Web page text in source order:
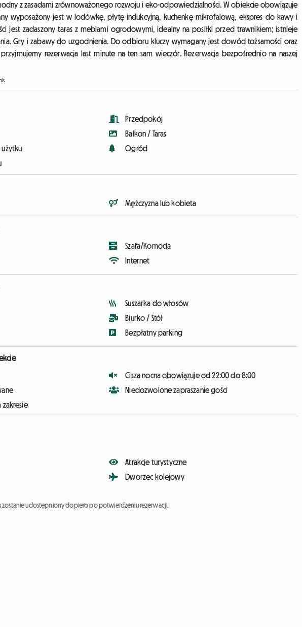
z zasadami zrównoważonego rozwoju i eko-odpowiedzialności. W obiekcie obowiązuje
wyposażony jest w lodówkę, płytę indukcyjną, kuchenkę mikrofalową, ekspres do kawy i
jest zadaszony taras z meblami ogrodowymi, idealny na posiłki przed trawnikiem; istnieje
Gry i zabawy do uzgodnienia. Do odbioru kluczy wymagany jest dowód tożsamości oraz
rezerwacja last minute na ten sam wieczór. Rezerwacja bezpośrednio na naszej
użytku
Przedpokój
Balkon / Taras
Ogród
Mężczyzna lub kobieta
Szafa/Komoda
Internet
Suszarka do włosów
Biurko / Stół
Bezpłatny parking
zakresie
Cisza nocna obowiązuje od 22:00 do 8:00
Niedozwolone zapraszanie gości
Atrakcje turystyczne
Dworzec kolejowy
zostanie udostępniony dopiero po potwierdzeniu rezerwacji.